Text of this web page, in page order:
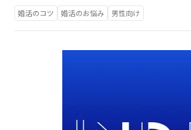
婚活のコツ 婚活のお悩み 男性向け